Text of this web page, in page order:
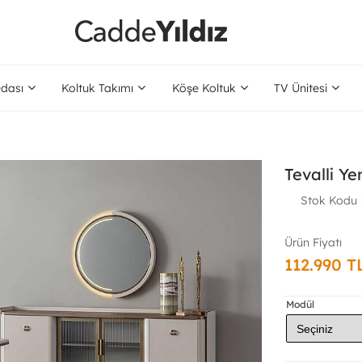
Koltuk Takımı Köşe Koltuk TV Ünitesi
Tevalli
Stok Kodu
112.990
Modül